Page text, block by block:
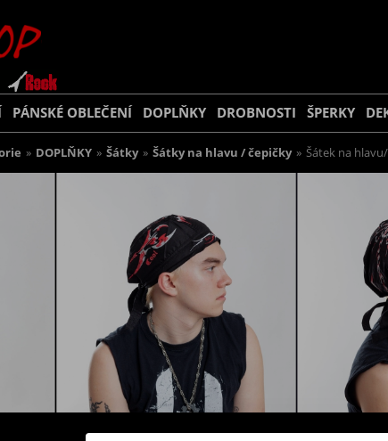
PÁNSKÉ OBLEČENÍ DOPLŇKY DROBNOSTI ŠPERKY
» DOPLŇKY » Šátky » Šátky na hlavu / čepičky » Šátek na